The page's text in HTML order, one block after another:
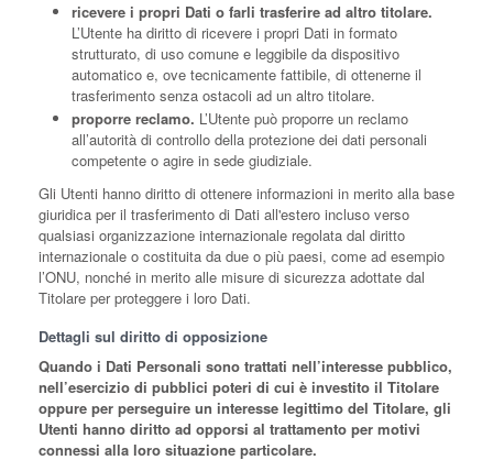
ricevere i propri Dati o farli trasferire ad altro titolare.
L’Utente ha diritto di ricevere i propri Dati in formato
strutturato, di uso comune e leggibile da dispositivo
automatico e, ove tecnicamente fattibile, di ottenerne il
trasferimento senza ostacoli ad un altro titolare.
proporre reclamo. L’Utente può proporre un reclamo
all’autorità di controllo della protezione dei dati personali
competente o agire in sede giudiziale.
Gli Utenti hanno diritto di ottenere informazioni in merito alla base
giuridica per il trasferimento di Dati all'estero incluso verso
qualsiasi organizzazione internazionale regolata dal diritto
internazionale o costituita da due o più paesi, come ad esempio
l’ONU, nonché in merito alle misure di sicurezza adottate dal
Titolare per proteggere i loro Dati.
Dettagli sul diritto di opposizione
Quando i Dati Personali sono trattati nell’interesse pubblico,
nell’esercizio di pubblici poteri di cui è investito il Titolare
oppure per perseguire un interesse legittimo del Titolare, gli
Utenti hanno diritto ad opporsi al trattamento per motivi
connessi alla loro situazione particolare.